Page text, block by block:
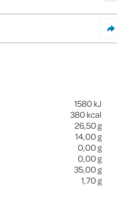
1580kJ
380kcal
26,50g
14,00g
0,00g
0,00g
35,00g
1,70g